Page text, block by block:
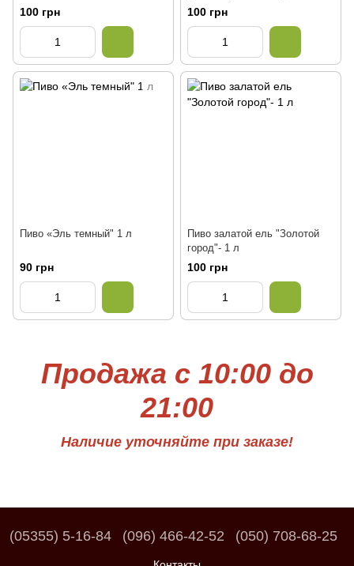
100 грн
нефильтрованное) - 1 л
100 грн
Пиво «Эль темный" 1 л
90 грн
Пиво залатой ель "Золотой
город"- 1 л
100 грн
Продажа с 10:00 до
21:00
Наличие уточняйте при заказе!
(05355) 5-16-84 (096) 466-42-52 (050) 708-68-25